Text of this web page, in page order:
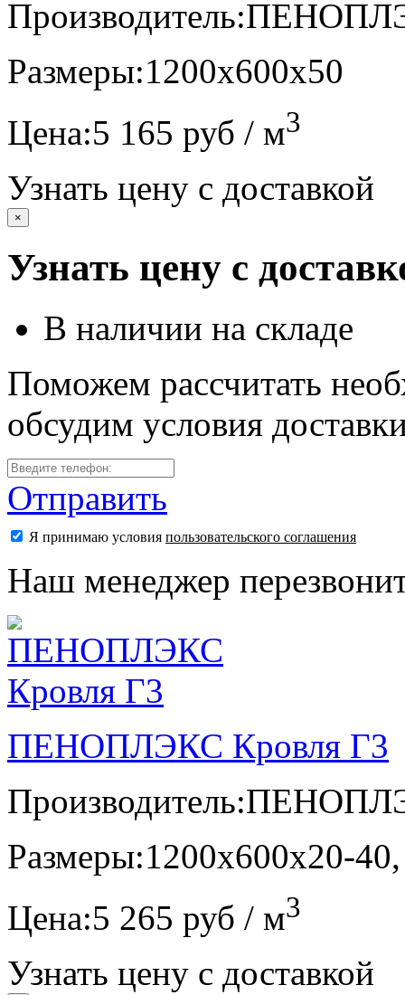
Производитель:
Размеры:1200х600х50
Цена:5 165 руб / м3
Узнать цену с доставкой
×
Узнать цену с
В наличии на складе
Поможем рассчитать
обсудим условия
Отправить
Я принимаю условия пользовательского соглашения
Наш менеджер
ПЕНОПЛЭКС Кровля Г3
Производитель:
Размеры:1200х600х20-
Цена:5 265 руб / м3
Узнать цену с доставкой